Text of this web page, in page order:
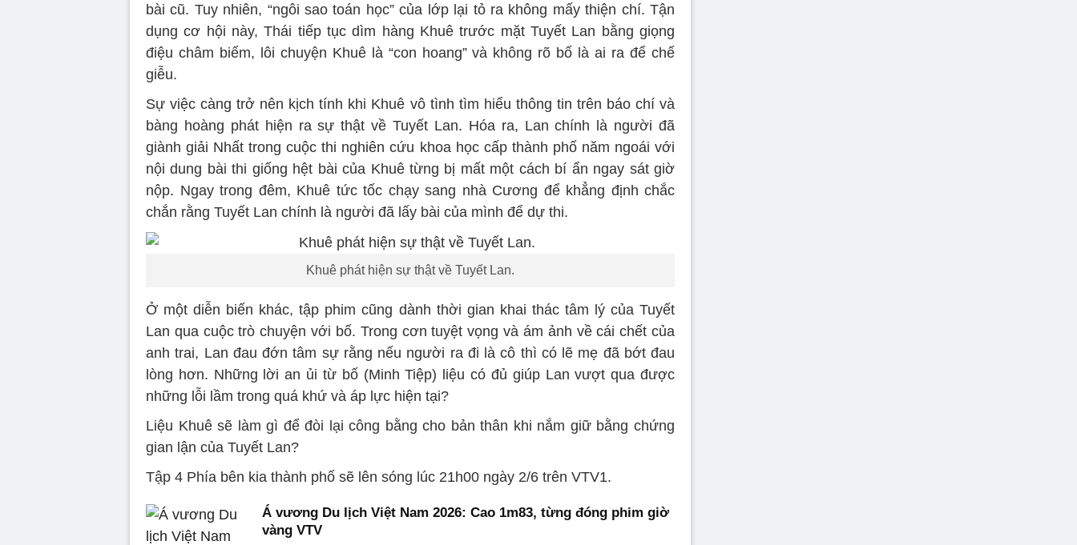
bài cũ. Tuy nhiên, “ngôi sao toán học” của lớp lại tỏ ra không mấy thiện chí. Tận
dụng cơ hội này, Thái tiếp tục dìm hàng Khuê trước mặt Tuyết Lan bằng giọng
điệu châm biếm, lôi chuyện Khuê là “con hoang” và không rõ bố là ai ra để chế
giễu.
Sự việc càng trở nên kịch tính khi Khuê vô tình tìm hiểu thông tin trên báo chí và
bàng hoàng phát hiện ra sự thật về Tuyết Lan. Hóa ra, Lan chính là người đã
giành giải Nhất trong cuộc thi nghiên cứu khoa học cấp thành phố năm ngoái với
nội dung bài thi giống hệt bài của Khuê từng bị mất một cách bí ẩn ngay sát giờ
nộp. Ngay trong đêm, Khuê tức tốc chạy sang nhà Cương để khẳng định chắc
chắn rằng Tuyết Lan chính là người đã lấy bài của mình để dự thi.
Khuê phát hiện sự thật về Tuyết Lan.
Ở một diễn biến khác, tập phim cũng dành thời gian khai thác tâm lý của Tuyết
Lan qua cuộc trò chuyện với bố. Trong cơn tuyệt vọng và ám ảnh về cái chết của
anh trai, Lan đau đớn tâm sự rằng nếu người ra đi là cô thì có lẽ mẹ đã bớt đau
lòng hơn. Những lời an ủi từ bố (Minh Tiệp) liệu có đủ giúp Lan vượt qua được
những lỗi lầm trong quá khứ và áp lực hiện tại?
Liệu Khuê sẽ làm gì để đòi lại công bằng cho bản thân khi nắm giữ bằng chứng
gian lận của Tuyết Lan?
Tập 4 Phía bên kia thành phố sẽ lên sóng lúc 21h00 ngày 2/6 trên VTV1.
Á vương Du lịch Việt Nam 2026: Cao 1m83, từng đóng phim giờ
vàng VTV